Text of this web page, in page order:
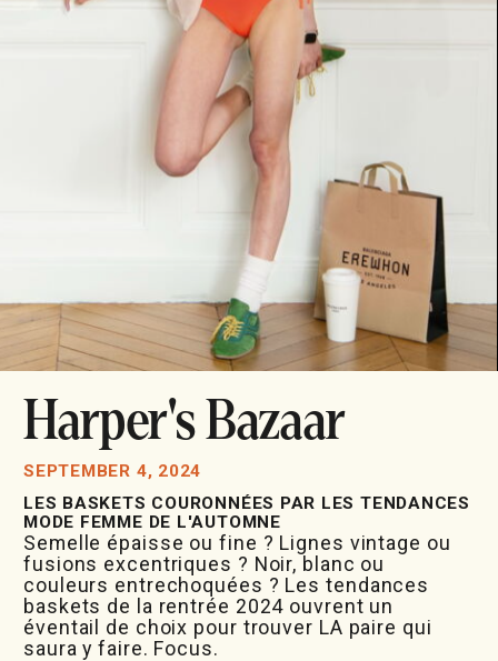
Harper's Bazaar
SEPTEMBER 4, 2024
LES BASKETS COURONNÉES PAR LES TENDANCES
MODE FEMME DE L'AUTOMNE
Semelle épaisse ou fine ? Lignes vintage ou
fusions excentriques ? Noir, blanc ou
couleurs entrechoquées ? Les tendances
baskets de la rentrée 2024 ouvrent un
éventail de choix pour trouver LA paire qui
saura y faire. Focus.